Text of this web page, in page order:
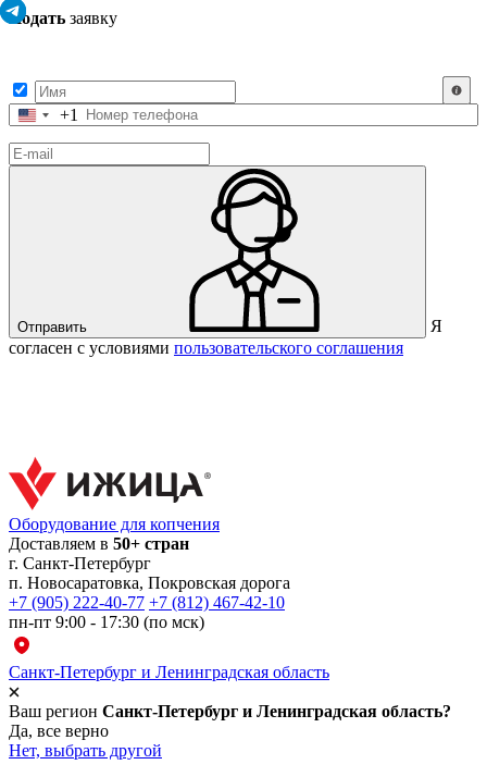
Подать заявку
Соединенные
+1
+1
Отправить
Я
согласен с условиями пользовательского соглашения
Санкт-Петербург и Ленинградская область
Ваш регион Санкт-Петербург и Ленинградская область?
Да, все верно
Нет, выбрать другой
Оборудование для копчения
Доставляем в 50+ стран
г. Санкт-Петербург
п. Новосаратовка, Покровская дорога
+7 (905) 222-40-77 +7 (812) 467-42-10
пн-пт 9:00 - 17:30 (по мск)